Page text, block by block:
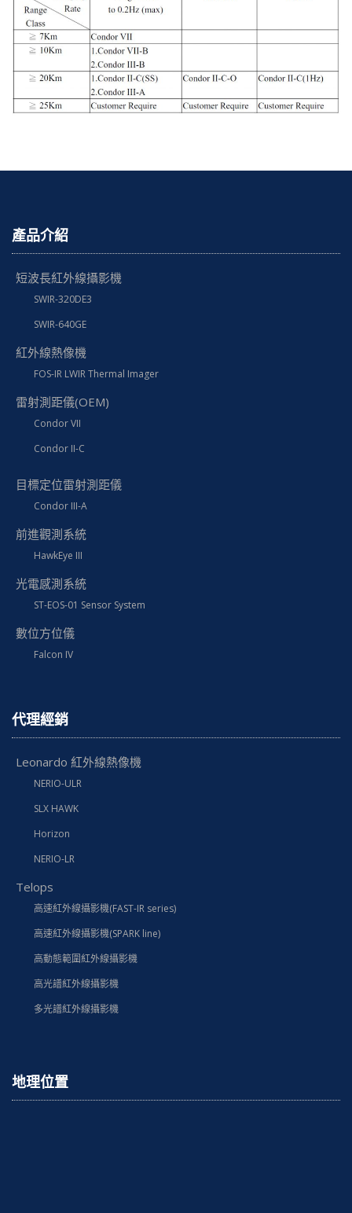
產品介紹
短波長紅外線攝影機
SWIR-320DE3
SWIR-640GE
紅外線熱像機
FOS-IR LWIR Thermal Imager
雷射測距儀(OEM)
Condor VII
Condor II-C
目標定位雷射測距儀
Condor III-A
前進觀測系統
HawkEye III
光電感測系統
ST-EOS-01 Sensor System
數位方位儀
Falcon IV
代理經銷
Leonardo 紅外線熱像機
NERIO-ULR
SLX HAWK
Horizon
NERIO-LR
Telops
高速紅外線攝影機(FAST-IR series)
高速紅外線攝影機(SPARK line)
高動態範圍紅外線攝影機
高光譜紅外線攝影機
多光譜紅外線攝影機
地理位置